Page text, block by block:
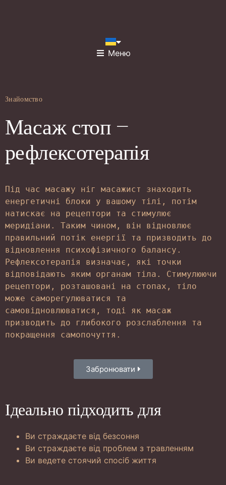
Меню
Знайомство
Масаж стоп –
рефлексотерапія
Під час масажу ніг масажист знаходить
енергетичні блоки у вашому тілі, потім
натискає на рецептори та стимулює
меридіани. Таким чином, він відновлює
правильний потік енергії та призводить до
відновлення психофізичного балансу.
Рефлексотерапія визначає, які точки
відповідають яким органам тіла. Стимулюючи
рецептори, розташовані на стопах, тіло
може саморегулюватися та
самовідновлюватися, тоді як масаж
призводить до глибокого розслаблення та
покращення самопочуття.
Забронювати
Ідеально підходить для
Ви страждаєте від безсоння
Ви страждаєте від проблем з травленням
Ви ведете стоячий спосіб життя